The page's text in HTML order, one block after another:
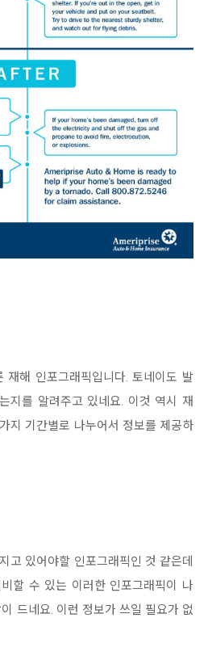
재해 인포그래픽입니다. 토네이도 발
지를 알려주고 있네요. 이것 역시 재
지 기간별로 나누어서 정보를 제공하
고 있어야할 인포그래픽인 것 같은데
할 수 있는 이러한 인포그래픽이 나
드네요. 이런 정보가 쓰일 필요가 없